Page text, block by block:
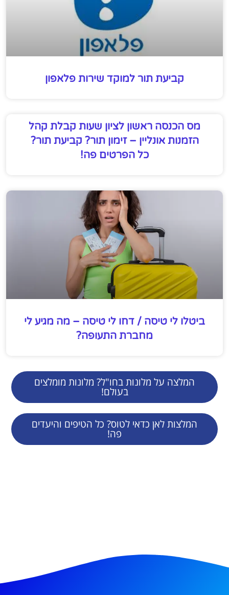
קביעת תור למוקד שירות פלאפון
מס הכנסה ראשון לציון שעות קבלת קהל
הזמנות אונליין – זימון תור? קביעת תור?
כל הפרטים פה!
ביטלו לי טיסה / דחו לי טיסה – מה מגיע לי
מחברת התעופה?
המלצה על מלונות בחו"ל? מלונות מומלצים
בעולם!
המלצות לאן כדאי לטוס? כל הטיפים והיעדים
פה!